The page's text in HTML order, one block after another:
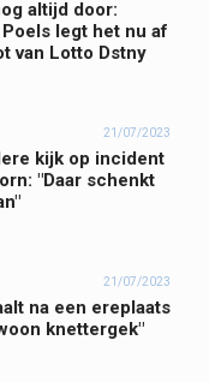
altijd door:
legt het nu af
van Lotto Dstny
21/07/2023
kijk op incident
"Daar schenkt
21/07/2023
na een ereplaats
knettergek"